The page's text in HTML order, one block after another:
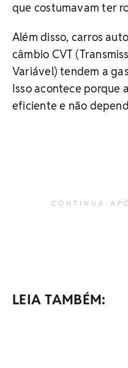
que costumavam ter
Além disso, carros
câmbio CVT
Variável) tendem a
Isso acontece porque
eficiente e não
CONTINUA
LEIA TAMBÉM: